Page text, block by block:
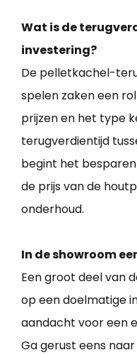
Wat is de
investering?
De pelletkachel-
spelen zaken een
prijzen en het type
terugverdientijd
begint het
de prijs van de
onderhoud.
In de showroom
Een groot deel van
op een doelmatige
aandacht voor een
Ga gerust eens naar